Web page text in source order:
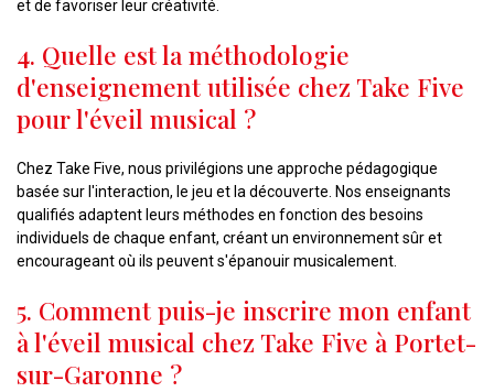
et de favoriser leur créativité.
4. Quelle est la méthodologie
d'enseignement utilisée chez Take Five
pour l'éveil musical ?
Chez Take Five, nous privilégions une approche pédagogique
basée sur l'interaction, le jeu et la découverte. Nos enseignants
qualifiés adaptent leurs méthodes en fonction des besoins
individuels de chaque enfant, créant un environnement sûr et
encourageant où ils peuvent s'épanouir musicalement.
5. Comment puis-je inscrire mon enfant
à l'éveil musical chez Take Five à Portet-
sur-Garonne ?